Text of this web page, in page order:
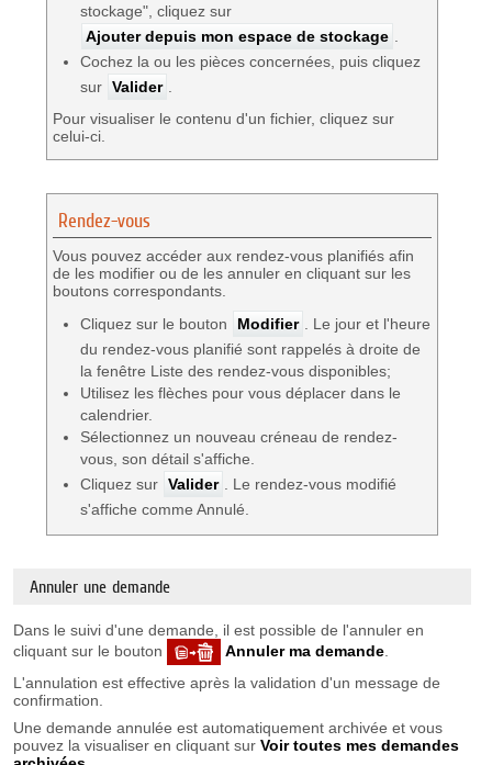
stockage", cliquez sur
Ajouter depuis mon espace de stockage
Cochez la ou les pièces concernées, puis cliquez
sur Valider
Pour visualiser le contenu d'un fichier, cliquez sur
celui-ci.
Rendez-vous
Vous pouvez accéder aux rendez-vous planifiés afin
de les modifier ou de les annuler en cliquant sur les
boutons correspondants.
Cliquez sur le bouton
Modifier
. Le jour et l'heure
du rendez-vous planifié sont rappelés à droite de
la fenêtre Liste des rendez-vous disponibles;
Utilisez les flèches pour vous déplacer dans le
calendrier.
Sélectionnez un nouveau créneau de rendez-
vous, son détail s'affiche.
Cliquez sur Valider
. Le rendez-vous modifié
s'affiche comme Annulé.
Annuler une demande
Dans le suivi d'une demande, il est possible de l'annuler en
cliquant sur le bouton
Annuler ma demande.
L'annulation est effective après la validation d'un message de
confirmation.
Une demande annulée est automatiquement archivée et vous
pouvez la visualiser en cliquant sur Voir toutes mes demandes